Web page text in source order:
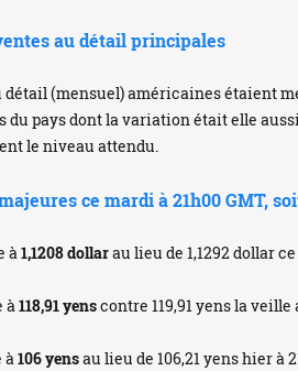
au détail principales
détail (mensuel) américaines étaient
du pays dont la variation était elle
le niveau attendu.
ce mardi à 21h00 GMT,
à1,1208 dollarau lieu de 1,1292 dollar
à118,91 yenscontre 119,91 yens la veille
à106 yensau lieu de 106,21 yens hier à